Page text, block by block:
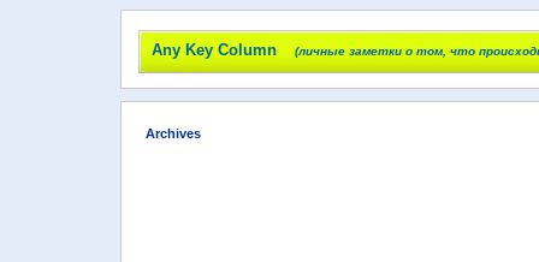
Any Key Column (личные заметки о том, что
Archives